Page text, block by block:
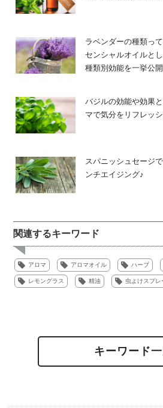
ラベンダーの種類っ
センシャルオイルと
種類別効能を一挙公開
バジルの効能や効果
マで気分をリフレッシ
スパニッシュセージ
ンチエイジング♪
関連するキーワード
アロマ アロマオイル ハーブ
レモングラス 精油 虫よけスプレ
キーワード